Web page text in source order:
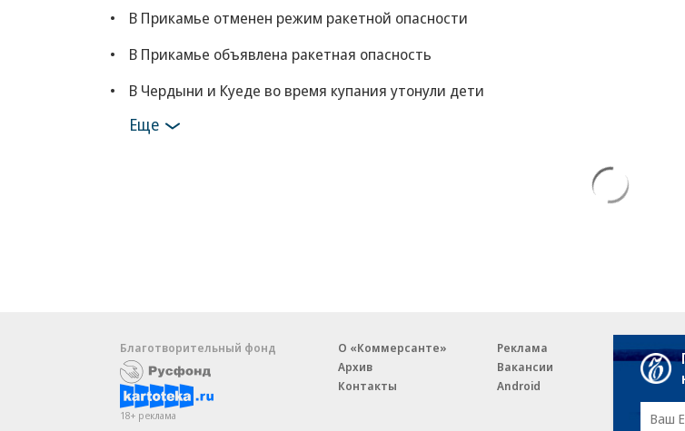
В Прикамье отменен режим ракетной опасности
В Прикамье объявлена ракетная опасность
В Чердыни и Куеде во время купания утонули дети
Еще
Благотворительный фонд
18+ реклама
О «Коммерсанте»
Архив
Контакты
Реклама
Вакансии
Android
E-